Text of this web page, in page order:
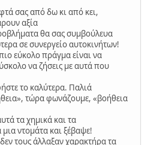
σας από δω κι από κει,
αξία
θα σας συμβούλευα
σε συνεργείο αυτοκινήτων!
εύκολο πράγμα είναι να
να ζήσεις με αυτά που
το καλύτερα. Παλιά
τώρα φωνάζουμε, «βοήθεια
τα χημικά και τα
ντομάτα και ξέβαψε!
τους άλλαξαν χαρακτήρα τα